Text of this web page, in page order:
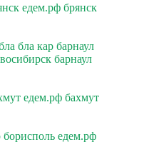
едем.рф брянск
бла кар барнаул
барнаул
едем.рф бахмут
борисполь едем.рф